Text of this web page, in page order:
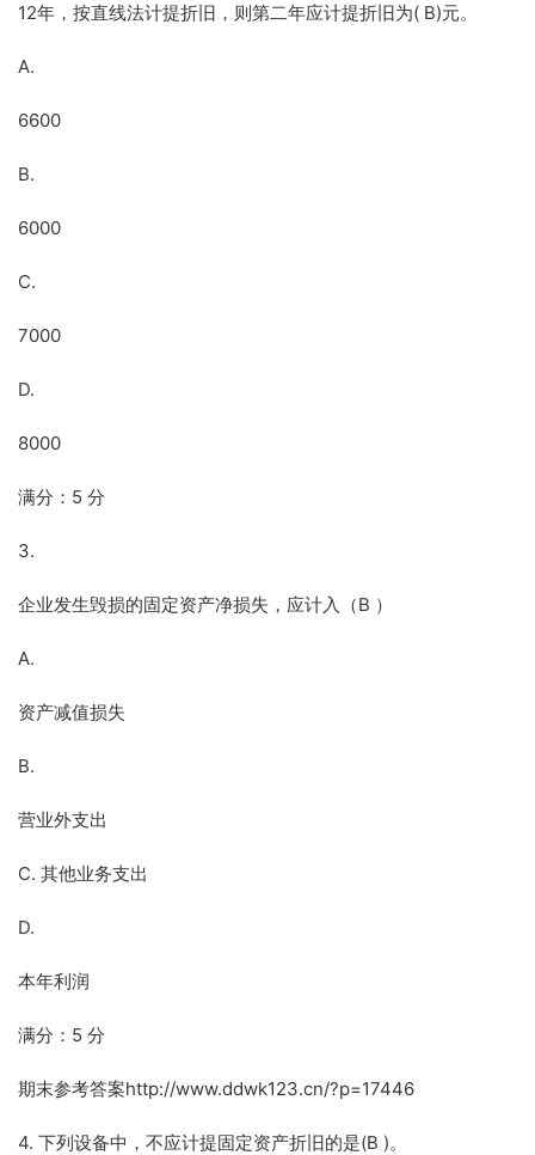
12年，按直线法计提折旧，则第二年应计提折旧为( B)元。
A.
6600
B.
6000
C.
7000
D.
8000
满分：5 分
3.
企业发生毁损的固定资产净损失，应计入（B ）
A.
资产减值损失
B.
营业外支出
C. 其他业务支出
D.
本年利润
满分：5 分
期末参考答案http://www.ddwk123.cn/?p=17446
4. 下列设备中，不应计提固定资产折旧的是(B )。